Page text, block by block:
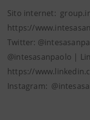
Sito internet:
https://
Twitter:
@intesasanpaolo |
https://
Instagram: